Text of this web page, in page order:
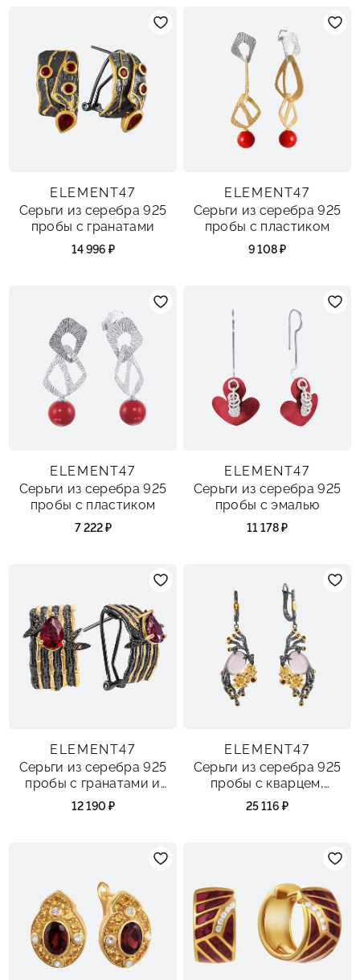
ELEMENT47
Серьги из серебра 925
пробы с гранатами
14 996 ₽
ELEMENT47
Серьги из серебра 925
пробы с пластиком
9 108 ₽
ELEMENT47
Серьги из серебра 925
пробы с пластиком
7 222 ₽
ELEMENT47
Серьги из серебра 925
пробы с эмалью
11 178 ₽
ELEMENT47
Серьги из серебра 925
пробы с гранатами и
цитринами
12 190 ₽
ELEMENT47
Серьги из серебра 925
пробы с кварцем,
перидотами и гранатами
25 116 ₽